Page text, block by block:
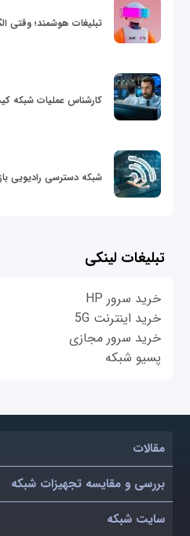
تبلیغات هوشمند؛ وقتی
کارشناس عملیات شبکه
شبکه دسترسی رادیویی
تبلیغات لینکی
خرید سرور HP
خرید اینترنت 5G
خرید سرور مجازی
پسیو شبکه
مقالات
بررسی و مقایسه تجهیزات شبکه
سایت شبکه